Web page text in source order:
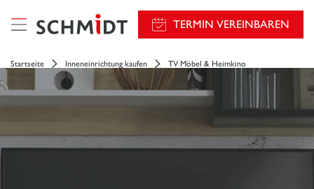
TERMIN VEREINBAREN
Startseite Inneneinrichtung kaufen TV Möbel & Heimkino